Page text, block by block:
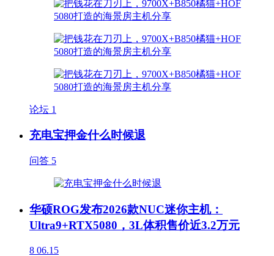
论坛 1
充电宝押金什么时候退
问答 5
华硕ROG发布2026款NUC迷你主机：
Ultra9+RTX5080，3L体积售价近3.2万元
8 06.15